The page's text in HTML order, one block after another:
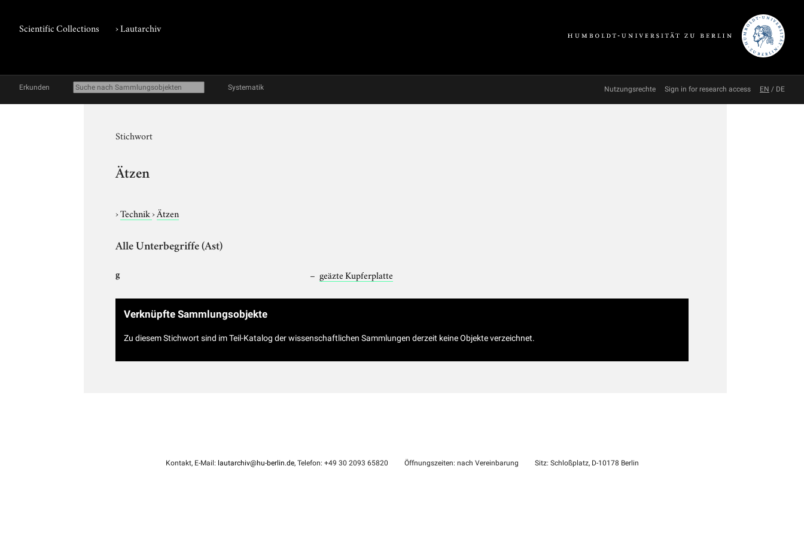
Scientific Collections ›Lautarchiv
Erkunden Systematik Nutzungsrechte Sign in for research access EN / DE
Stichwort
Ätzen
›Technik›Ätzen
Alle Unterbegriffe (Ast)
g geäzte Kupferplatte
Verknüpfte Sammlungsobjekte
Zu diesem Stichwort sind im Teil-Katalog der wissenschaftlichen Sammlungen derzeit keine Objekte verzeichnet.
Kontakt, E-Mail: lautarchiv@hu-berlin.de, Telefon: +49 30 2093 65820 Öffnungszeiten: nach Vereinbarung Sitz: Schloßplatz, D-10178 Berlin